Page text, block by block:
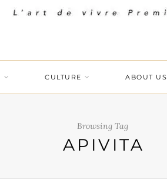
CULTURE ABOUT US
Browsing Tag
APIVITA